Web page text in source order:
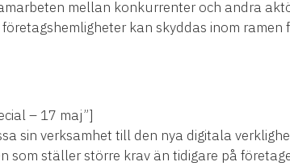
mellan konkurrenter och andra
kan skyddas inom
– 17 maj”]
sin verksamhet till den nya digitala
som ställer större krav än tidigare på